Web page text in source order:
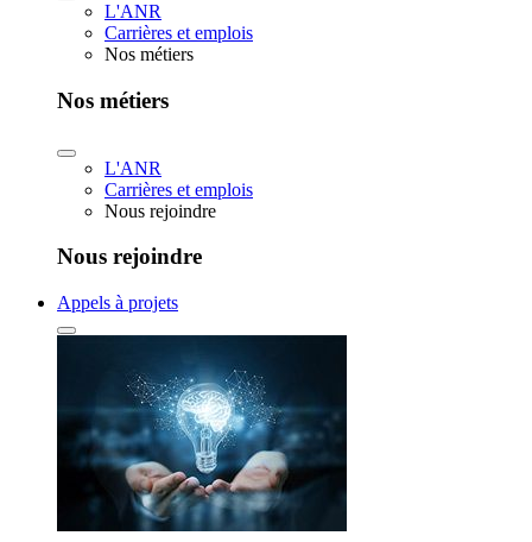
L'ANR
Carrières et emplois
Nos métiers
Nos métiers
L'ANR
Carrières et emplois
Nous rejoindre
Nous rejoindre
Appels à projets